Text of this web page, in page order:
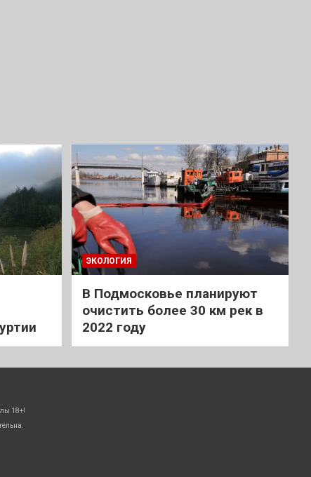
ЭКОЛОГИЯ
В Подмосковье планируют
очистить более 30 км рек в
2022 году
18+!